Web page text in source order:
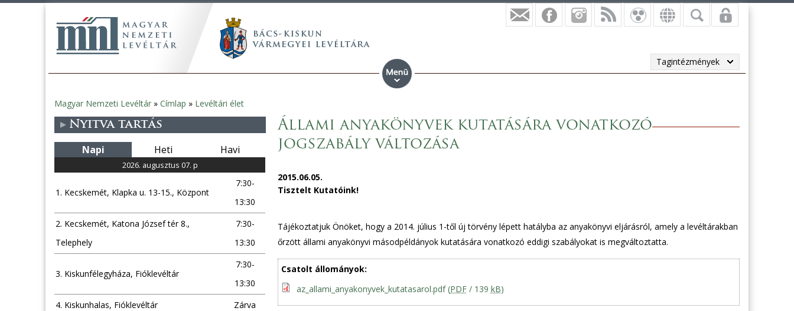
Tagintézmények
Jelenlegi
hely
Magyar Nemzeti Levéltár » Címlap » Levéltári élet
Állami anyakönyvek kutatására vonatkozó
jogszabály változása
2015.06.05.
Tisztelt Kutatóink!
Tájékoztatjuk Önöket, hogy a 2014. július 1-től új törvény lépett hatályba az anyakönyvi eljárásról, amely a levéltárakban
őrzött állami anyakönyvi másodpéldányok kutatására vonatkozó eddigi szabályokat is megváltoztatta.
Csatolt állományok:
az_allami_anyakonyvek_kutatasarol.pdf(PDF/ 139 kB)
Nyitva tartás
Napi Heti Havi
2026. augusztus 07. p
1. Kecskemét, Klapka u. 13-15., Központ
7:30-
13:30
2. Kecskemét, Katona József tér 8.,
Telephely
7:30-
13:30
3. Kiskunfélegyháza, Fióklevéltár
7:30-
13:30
4. Kiskunhalas, Fióklevéltár
Zárva